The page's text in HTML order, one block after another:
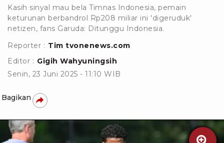
Kasih sinyal mau bela Timnas Indonesia, pemain
keturunan berbandrol Rp208 miliar ini 'digeruduk'
netizen, fans Garuda: Ditunggu Indonesia.
Reporter : Tim tvonenews.com
Editor : Gigih Wahyuningsih
Senin, 23 Juni 2025 - 11:10 WIB
Bagikan